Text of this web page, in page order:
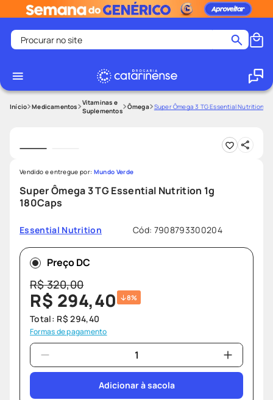
Procurar no site
1
2 º
medley
7º
lenço umedecido
10
º protetor solar
Medicamentos
Vitaminas e
Suplementos Ômega Super Ômega 3 TG Essential Nutrition 1g
Super Ômega 3 TG Essential Nutrition 1g
180Caps
Essential Nutrition Cód: 7908793300204
Vendido e entregue por: Mundo Verde
Preço DC
R$320,00
R$ 294,40 8%
Total: R$ 294,40
Formas de pagamento
Adicionar à sacola